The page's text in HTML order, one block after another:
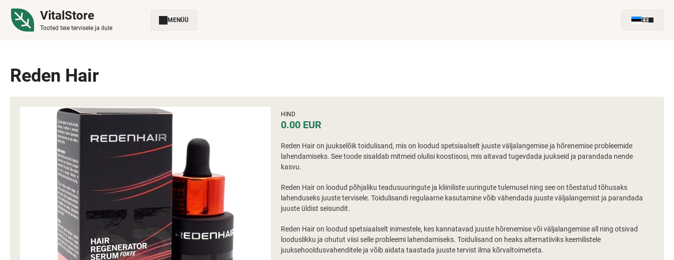
VitalStore
Tooted teie tervisele ja ilule
MENÜÜ EE
Reden Hair
HIND
0.00 EUR
Reden Hair on juukselõik toidulisand, mis on loodud spetsiaalselt juuste väljalangemise ja hõrenemise probleemide
lahendamiseks. See toode sisaldab mitmeid olulisi koostisosi, mis aitavad tugevdada juukseid ja parandada nende
kasvu.
Reden Hair on loodud põhjaliku teadusuuringute ja kliiniliste uuringute tulemusel ning see on tõestatud tõhusaks
lahenduseks juuste tervisele. Toidulisandi regulaarne kasutamine võib vähendada juuste väljalangemist ja parandada
juuste üldist seisundit.
Reden Hair on loodud spetsiaalselt inimestele, kes kannatavad juuste hõrenemise või väljalangemise all ning otsivad
looduslikku ja ohutut viisi selle probleemi lahendamiseks. Toidulisand on heaks alternatiiviks keemilistele
juuksehooldusvahenditele ja võib aidata taastada juuste tervist ilma kõrvaltoimeteta.